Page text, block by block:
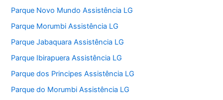
Parque Novo Mundo Assistência LG
Parque Morumbi Assistência LG
Parque Jabaquara Assistência LG
Parque Ibirapuera Assistência LG
Parque dos Principes Assistência LG
Parque do Morumbi Assistência LG